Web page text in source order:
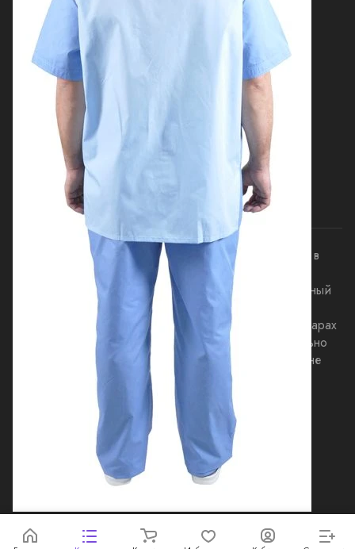
Карта сайта
Контакты
+7 800 551 30 67
sale@textiloptom.ru
offer@textiloptom.ru
г. Москва ул. Васильцовский стан д.5 к.1
© 2026 Комплексное оснащение гостиниц под ключ в
Москве - все для отелей.
Зарегистрированная торговая марка "BeeTex" - Товарный
знак № 782083
Данный интернет-сайт, а также вся информация о товарах
и ценах, предоставленная на нём, носит исключительно
информационный характер и ни при каких условиях не
является публичной офертой, определяемой
положениями Статьи 437 Гражданского кодекса
Российской Федерации.
Конфиденциальность